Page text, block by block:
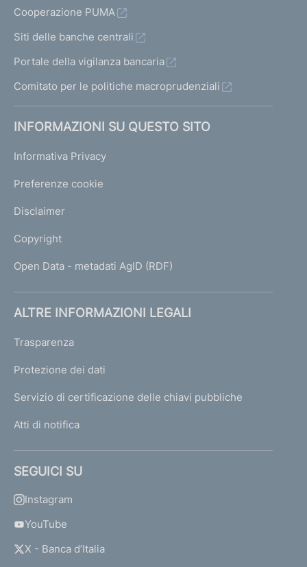
Cooperazione PUMA
Siti delle banche centrali
Portale della vigilanza bancaria
Comitato per le politiche macroprudenziali
INFORMAZIONI SU QUESTO SITO
Informativa Privacy
Preferenze cookie
Disclaimer
Copyright
Open Data - metadati AgID (RDF)
ALTRE INFORMAZIONI LEGALI
Trasparenza
Protezione dei dati
Servizio di certificazione delle chiavi pubbliche
Atti di notifica
SEGUICI SU
Instagram
YouTube
X - Banca d’Italia